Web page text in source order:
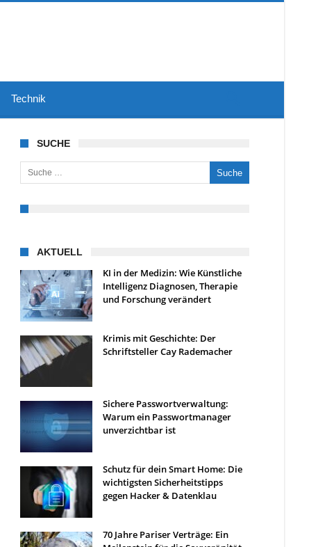
Technik
SUCHE
Suche nach:
AKTUELL
KI in der Medizin: Wie Künstliche
Intelligenz Diagnosen, Therapie
und Forschung verändert
Krimis mit Geschichte: Der
Schriftsteller Cay Rademacher
Sichere Passwortverwaltung:
Warum ein Passwortmanager
unverzichtbar ist
Schutz für dein Smart Home: Die
wichtigsten Sicherheitstipps
gegen Hacker & Datenklau
70 Jahre Pariser Verträge: Ein